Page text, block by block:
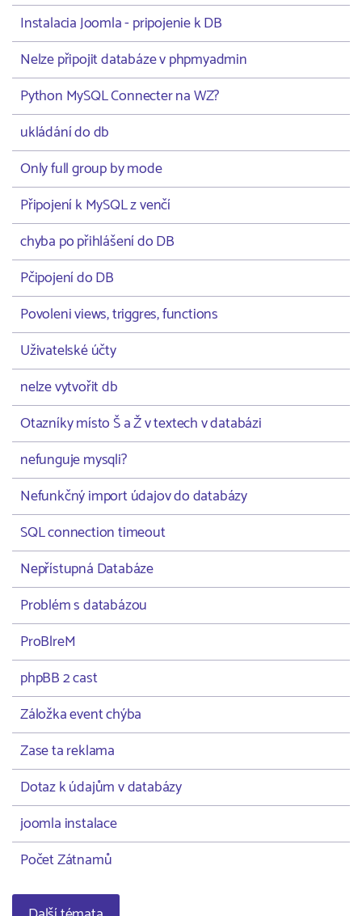
Instalacia Joomla - pripojenie k DB
Nelze připojit databáze v phpmyadmin
Python MySQL Connecter na WZ?
ukládání do db
Only full group by mode
Připojení k MySQL z venčí
chyba po přihlášení do DB
Pčipojení do DB
Povoleni views, triggres, functions
Uživatelské účty
nelze vytvořit db
Otazníky místo Š a Ž v textech v databázi
nefunguje mysqli?
Nefunkčný import údajov do databázy
SQL connection timeout
Nepřístupná Databáze
Problém s databázou
ProBlreM
phpBB 2 cast
Záložka event chýba
Zase ta reklama
Dotaz k údajům v databázy
joomla instalace
Počet Zátnamů